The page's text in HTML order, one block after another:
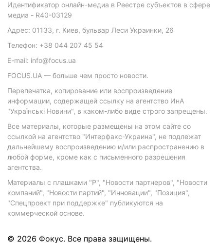
Идентификатор онлайн-медиа в Реестре субъектов в сфере
медиа - R40-03129
Адрес: 01133, г. Киев, бульвар Леси Украинки, 26
Телефон: +38 044 207 45 54
E-mail: info@focus.ua
FOCUS.UA — больше чем просто новости.
Перепечатка, копирование или воспроизведение
информации, содержащей ссылку на агентство ИнА
"Українські Новини", в каком-либо виде строго запрещены.
Все материалы, которые размещены на этом сайте со
ссылкой на агентство "Интерфакс-Украина", не подлежат
дальнейшему воспроизведению и/или распространению в
любой форме, кроме как с письменного разрешения
агентства.
Материалы с плашками "Р", "Новости партнеров", "Новости
компаний", "Новости партий", "Инновации", "Позиция",
"Спецпроект при поддержке" публикуются на
коммерческой основе.
© 2026 Фокус. Все права защищены.